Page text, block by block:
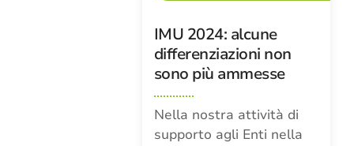
IMU 2024: alcune
differenziazioni non
sono più ammesse
Nella nostra attività di
supporto agli Enti nella